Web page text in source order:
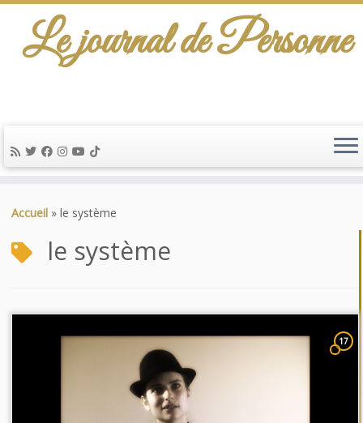
au
Le journal de Personne
Accueil » le système
le système
17